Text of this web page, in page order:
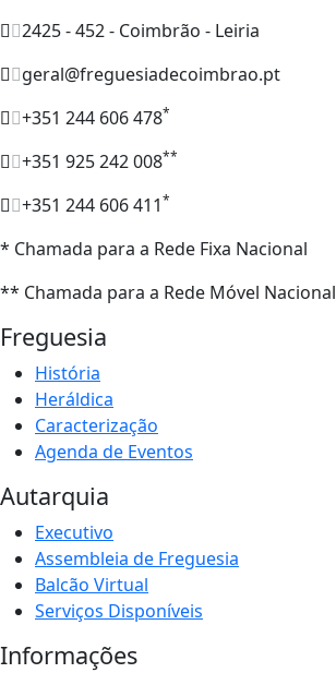
2425 - 452 - Coimbrão - Leiria
geral@freguesiadecoimbrao.pt
+351 244 606 478*
+351 925 242 008**
+351 244 606 411*
* Chamada para a Rede Fixa Nacional
** Chamada para a Rede Móvel Nacional
Freguesia
História
Heráldica
Caracterização
Agenda de Eventos
Autarquia
Executivo
Assembleia de Freguesia
Balcão Virtual
Serviços Disponíveis
Informações